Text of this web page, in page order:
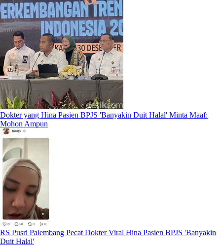
Dokter yang Hina Pasien BPJS 'Banyakin Duit Halal' Minta Maaf:
Mohon Ampun
RS Pusri Palembang Pecat Dokter Viral Hina Pasien BPJS 'Banyakin
Duit Halal'